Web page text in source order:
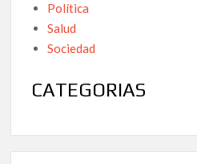
Política
Salud
Sociedad
CATEGORIAS